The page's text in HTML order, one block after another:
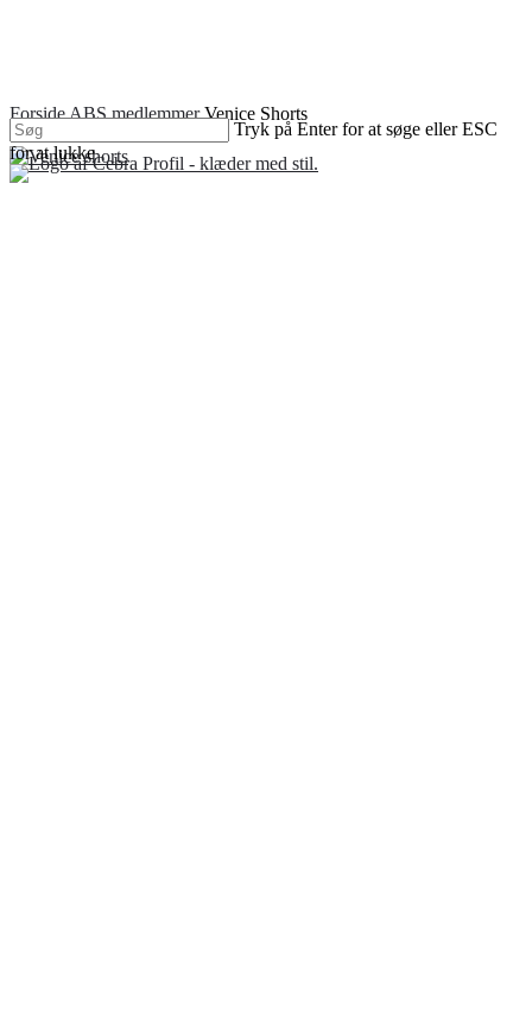
Tryk på Enter for at søge eller ESC
for at lukke
Close
ForsideABS medlemmer Venice Shorts
Tilbud!